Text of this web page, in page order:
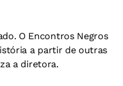
O Encontros Negros
a partir de outras
a diretora.